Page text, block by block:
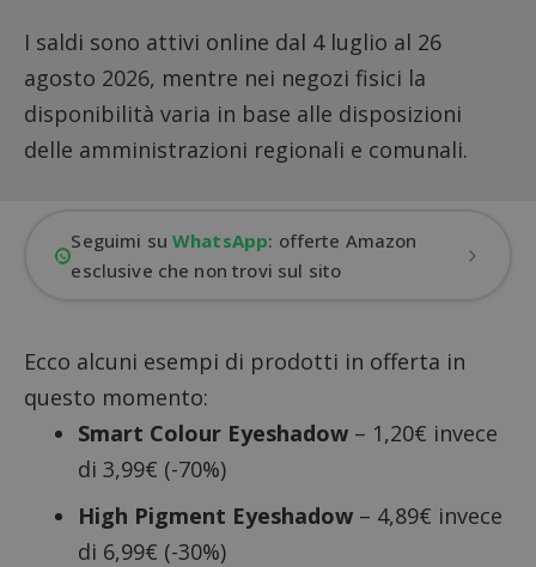
I saldi sono attivi online dal 4 luglio al 26
agosto 2026, mentre nei negozi fisici la
disponibilità varia in base alle disposizioni
delle amministrazioni regionali e comunali.
Seguimi suWhatsApp: offerte Amazon
esclusive che non trovi sul sito
Ecco alcuni esempi di prodotti in offerta in
questo momento:
Smart Colour Eyeshadow – 1,20€ invece
di 3,99€ (-70%)
High Pigment Eyeshadow – 4,89€ invece
di 6,99€ (-30%)